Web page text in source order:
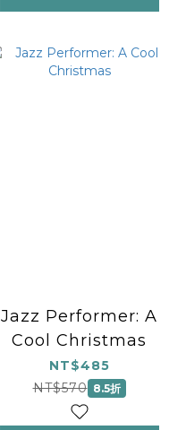
Jazz Performer: A
Cool Christmas
NT$485
NT$570 8.5折